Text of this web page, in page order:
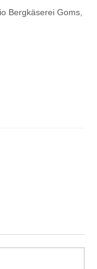
Bergkäserei Goms,